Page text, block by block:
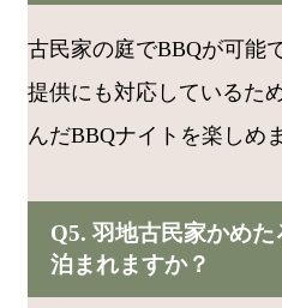
古民家の庭でBBQが可能
提供にも対応しているた
んだBBQナイトを楽しめ
Q5. 羽地古民家かめ
泊まれますか？